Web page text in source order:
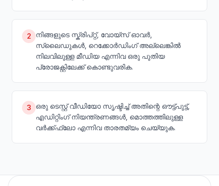
2
നിങ്ങളുടെ സ്ക്രിപ്റ്റ്, വോയ്‌സ് ഓവർ,
സ്ലൈഡുകൾ, റെക്കോർഡിംഗ് അല്ലെങ്കിൽ
നിലവിലുള്ള മീഡിയ എന്നിവ ഒരു പുതിയ
പ്രോജക്റ്റിലേക്ക് കൊണ്ടുവരിക.
3
ഒരു ടെസ്റ്റ് വീഡിയോ സൃഷ്ടിച്ച് അതിന്റെ ഔട്ട്പുട്ട്,
എഡിറ്റിംഗ് നിയന്ത്രണങ്ങൾ, മൊത്തത്തിലുള്ള
വർക്ക്ഫ്ലോ എന്നിവ താരതമ്യം ചെയ്യുക.